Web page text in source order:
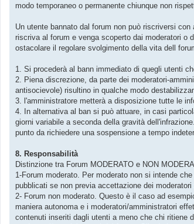
modo temporaneo o permanente chiunque non
Un utente bannato dal forum non può riscriversi
riscriva al forum e venga scoperto dai moderatori o
ostacolare il regolare svolgimento della vita dell
1. Si procederà al bann immediato di quegli utenti
2. Piena discrezione, da parte dei moderatori-
antisocievole) risultino in qualche modo
3. l'amministratore metterà a disposizione tutte le
4. In alternativa al ban si può attuare, in casi
giorni variabile a seconda della gravità
punto da richiedere una sospensione a tempo
8. Responsabilità
Distinzione tra Forum MODERATO e NON
1-Forum moderato. Per moderato non si intende
pubblicati se non previa accettazione dei
2- Forum non moderato. Questo è il caso ad
maniera autonoma e i moderatori/amministratori
contenuti inseriti dagli utenti a meno che chi ritiene